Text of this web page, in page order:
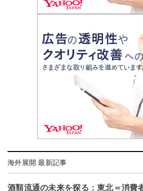
海外展開 最新記事
酒類流通の未来を探る：東北＝消